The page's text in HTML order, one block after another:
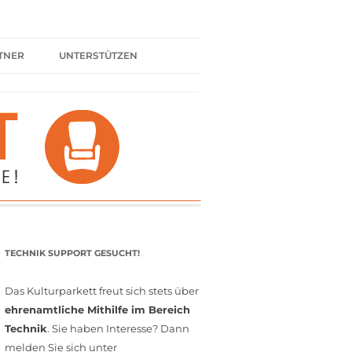
UNTERSTÜTZEN
SPENDEN
FÖRDERMITGLIED WERDEN
MITGLIEDSCHAFT
TECHNIK SUPPORT GESUCHT!
Das Kulturparkett freut sich stets über
ehrenamtliche Mithilfe im Bereich
Technik. Sie haben Interesse? Dann
melden Sie sich unter